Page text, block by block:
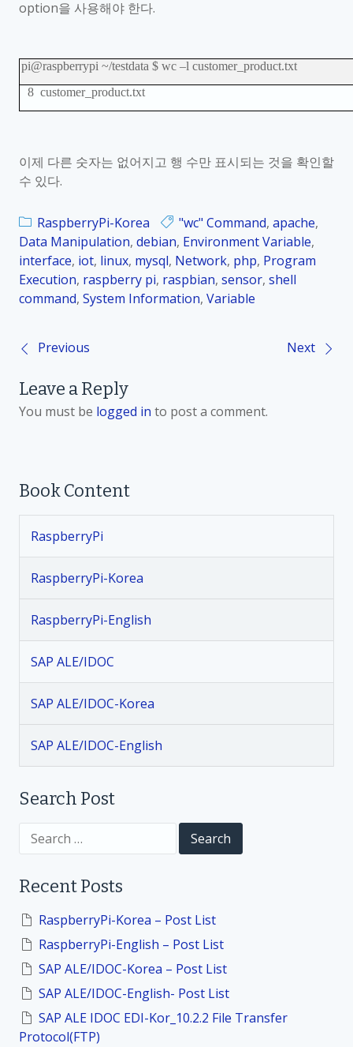
option을 사용해야 한다.
pi@raspberrypi ~/testdata $ wc –l customer_product.txt
8 customer_product.txt
이제 다른 숫자는 없어지고 행 수만 표시되는 것을 확인할
수 있다.
RaspberryPi-Korea "wc" Command, apache,
Data Manipulation, debian, Environment Variable,
interface, iot, linux, mysql, Network, php, Program
Execution, raspberry pi, raspbian, sensor, shell
command, System Information, Variable
P
o
n
a
v
g
a
i
o
n
Previous Next
Leave a Reply
You must be logged in to post a comment.
Book Content
RaspberryPi
RaspberryPi-Korea
RaspberryPi-English
SAP ALE/IDOC
SAP ALE/IDOC-Korea
SAP ALE/IDOC-English
Search Post
c
o
Recent Posts
RaspberryPi-Korea – Post List
RaspberryPi-English – Post List
SAP ALE/IDOC-Korea – Post List
SAP ALE/IDOC-English- Post List
SAP ALE IDOC EDI-Kor_10.2.2 File Transfer
Protocol(FTP)